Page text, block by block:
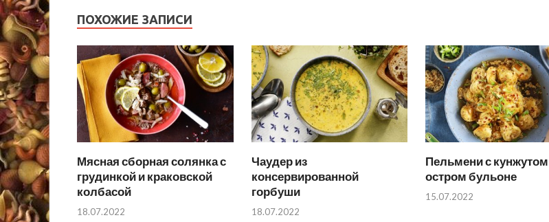
ПОХОЖИЕ ЗАПИСИ
Мясная сборная солянка с
грудинкой и краковской
колбасой
18.07.2022
Чаудер из
консервированной
горбуши
18.07.2022
Пельмени с
остром бульоне
15.07.2022